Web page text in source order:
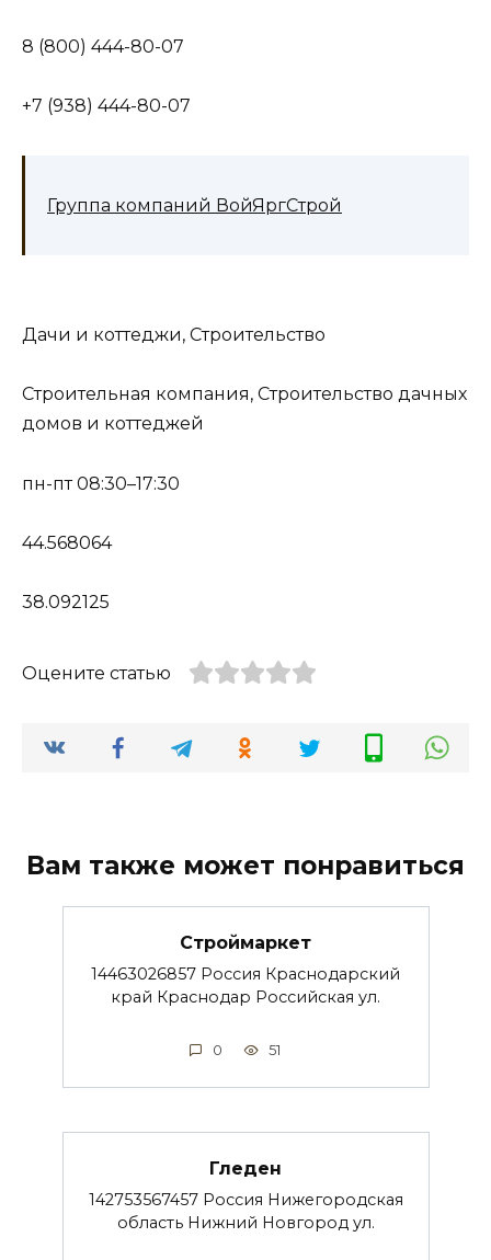
8 (800) 444-80-07
+7 (938) 444-80-07
Группа компаний ВойЯргСтрой
Дачи и коттеджи, Строительство
Строительная компания, Строительство дачных
домов и коттеджей
пн-пт 08:30–17:30
44.568064
38.092125
Оцените статью
Вам также может понравиться
Строймаркет
14463026857 Россия Краснодарский
край Краснодар Российская ул.
0 51
Гледен
142753567457 Россия Нижегородская
область Нижний Новгород ул.